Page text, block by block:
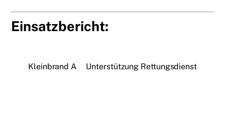
Einsatzbericht:
Kleinbrand A Unterstützung Rettungsdienst